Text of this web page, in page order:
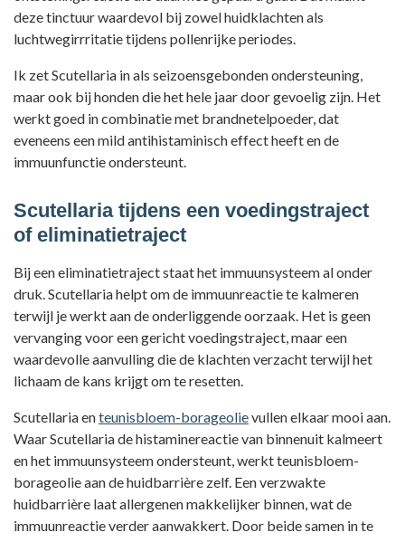
deze tinctuur waardevol bij zowel huidklachten als
luchtwegirrritatie tijdens pollenrijke periodes.
Ik zet Scutellaria in als seizoensgebonden ondersteuning,
maar ook bij honden die het hele jaar door gevoelig zijn. Het
werkt goed in combinatie met brandnetelpoeder, dat
eveneens een mild antihistaminisch effect heeft en de
immuunfunctie ondersteunt.
Scutellaria tijdens een voedingstraject
of eliminatietraject
Bij een eliminatietraject staat het immuunsysteem al onder
druk. Scutellaria helpt om de immuunreactie te kalmeren
terwijl je werkt aan de onderliggende oorzaak. Het is geen
vervanging voor een gericht voedingstraject, maar een
waardevolle aanvulling die de klachten verzacht terwijl het
lichaam de kans krijgt om te resetten.
Scutellaria enteunisbloem-borageolievullen elkaar mooi aan.
Waar Scutellaria de histaminereactie van binnenuit kalmeert
en het immuunsysteem ondersteunt, werkt teunisbloem-
borageolie aan de huidbarrière zelf. Een verzwakte
huidbarrière laat allergenen makkelijker binnen, wat de
immuunreactie verder aanwakkert. Door beide samen in te